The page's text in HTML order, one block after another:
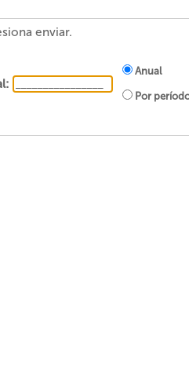
enviar.
Anual
Por